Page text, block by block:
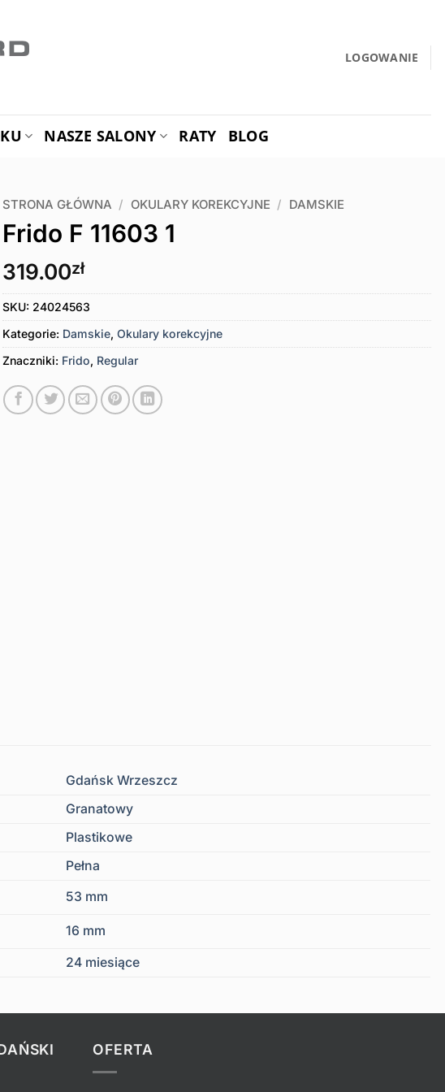
LOGOWANIE
NASZE SALONY RATY BLOG
STRONA GŁÓWNA / OKULARY KOREKCYJNE / DAMSKIE
Frido F 11603 1
319.00zł
SKU: 24024563
Kategorie: Damskie, Okulary korekcyjne
Znaczniki: Frido, Regular
Gdańsk Wrzeszcz
Granatowy
Plastikowe
Pełna
53 mm
16 mm
24 miesiące
OFERTA